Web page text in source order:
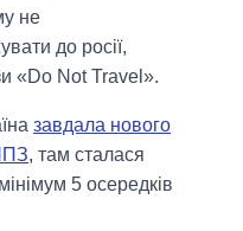
не
до росії,
«Do Not Travel».
завдала нового
, там сталася
5 осередків